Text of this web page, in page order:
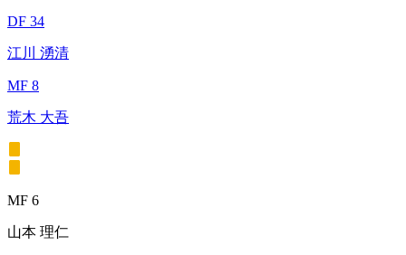
DF 34
江川 湧清
MF 8
荒木 大吾
MF 6
山本 理仁